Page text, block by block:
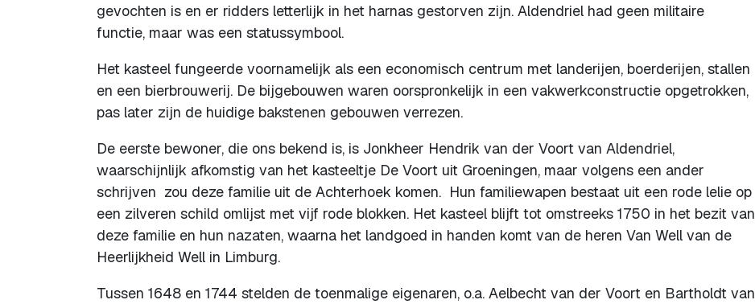
gevochten is en er ridders letterlijk in het harnas gestorven zijn. Aldendriel had geen militaire
functie, maar was een statussymbool.
Het kasteel fungeerde voornamelijk als een economisch centrum met landerijen, boerderijen, stallen
en een bierbrouwerij. De bijgebouwen waren oorspronkelijk in een vakwerkconstructie opgetrokken,
pas later zijn de huidige bakstenen gebouwen verrezen.
De eerste bewoner, die ons bekend is, is Jonkheer Hendrik van der Voort van Aldendriel,
waarschijnlijk afkomstig van het kasteeltje De Voort uit Groeningen, maar volgens een ander
schrijven zou deze familie uit de Achterhoek komen. Hun familiewapen bestaat uit een rode lelie op
een zilveren schild omlijst met vijf rode blokken. Het kasteel blijft tot omstreeks 1750 in het bezit van
deze familie en hun nazaten, waarna het landgoed in handen komt van de heren Van Well van de
Heerlijkheid Well in Limburg.
Tussen 1648 en 1744 stelden de toenmalige eigenaren, o.a. Aelbecht van der Voort en Bartholdt van